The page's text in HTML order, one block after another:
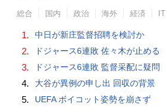
総合 国内 政治 海外 経済 IT
1. 中日が新庄監督招聘を検討か
2. ドジャース6連敗 佐々木が止める
3. ドジャース6連敗 監督采配に疑問
4. 大谷が異例の申し出 回収の背景
5. UEFA ボイコット姿勢を崩さず